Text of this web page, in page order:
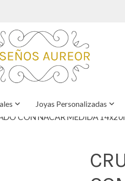
Joyas Personalizadas
CON NACAR MEDIDA